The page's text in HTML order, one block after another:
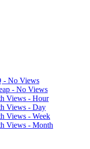
- No Views
- No Views
Views - Hour
Views - Day
Views - Week
Views - Month